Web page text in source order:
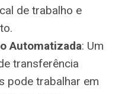
de trabalho e
Automatizada: Um
transferência
pode trabalhar em